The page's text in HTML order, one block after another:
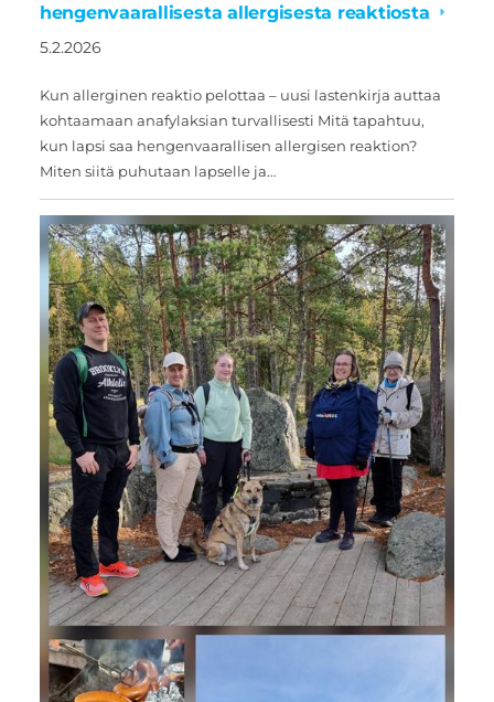
hengenvaarallisesta allergisesta reaktiosta
5.2.2026
Kun allerginen reaktio pelottaa – uusi lastenkirja auttaa
kohtaamaan anafylaksian turvallisesti Mitä tapahtuu,
kun lapsi saa hengenvaarallisen allergisen reaktion?
Miten siitä puhutaan lapselle ja…